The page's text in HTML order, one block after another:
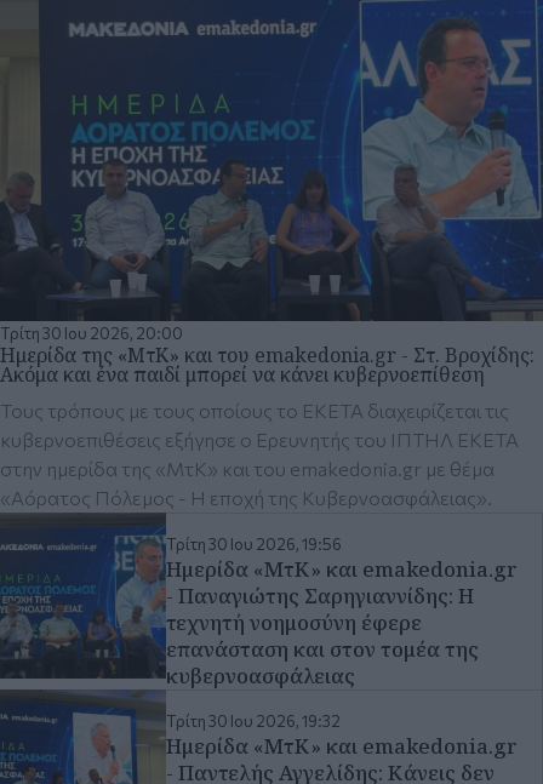
Τρίτη 30 Ιου 2026, 20:00
Ημερίδα της «ΜτΚ» και του emakedonia.gr - Στ. Βροχίδης:
Ακόμα και ένα παιδί μπορεί να κάνει κυβερνοεπίθεση
Τους τρόπους με τους οποίους το ΕΚΕΤΑ διαχειρίζεται τις
κυβερνοεπιθέσεις εξήγησε ο Ερευνητής του ΙΠΤΗΛ ΕΚΕΤΑ
στην ημερίδα της «ΜτΚ» και του emakedonia.gr με θέμα
«Αόρατος Πόλεμος - Η εποχή της Κυβερνοασφάλειας».
Τρίτη 30 Ιου 2026, 19:56
Ημερίδα «ΜτΚ» και emakedonia.gr
- Παναγιώτης Σαρηγιαννίδης: Η
τεχνητή νοημοσύνη έφερε
επανάσταση και στον τομέα της
κυβερνοασφάλειας
Τρίτη 30 Ιου 2026, 19:32
Ημερίδα «ΜτΚ» και emakedonia.gr
- Παντελής Αγγελίδης: Κάνεις δεν
είναι ποτέ πλήρως ασφαλισμένος
απέναντι στις κυβερνοεπιθέσεις
Ημερίδα ΜτΚ και emakedonia.gr -
Π. Μπογιατζίδης: «Η
κυβερνοασφάλεια αποτελεί